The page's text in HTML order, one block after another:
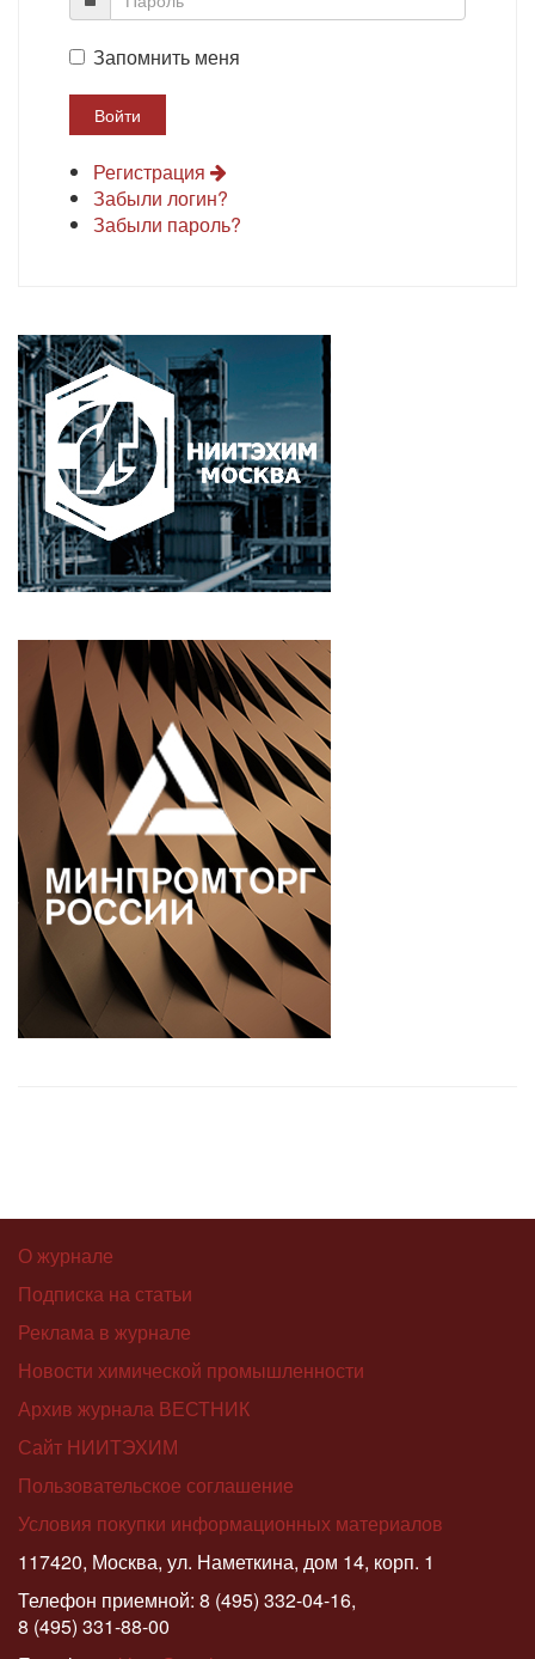
Запомнить меня
Регистрация
Забыли логин?
Забыли пароль?
О журнале
Подписка на статьи
Реклама в журнале
Новости химической промышленности
Архив журнала ВЕСТНИК
Сайт НИИТЭХИМ
Пользовательское соглашение
Условия покупки информационных материалов
117420, Москва, ул. Наметкина, дом 14, корп. 1
Телефон приемной: 8 (495) 332-04-16,
8 (495) 331-88-00